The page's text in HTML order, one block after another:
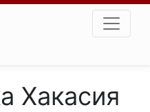
Хакасия